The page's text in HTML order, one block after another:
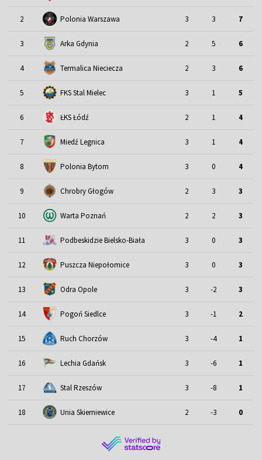
2 Polonia Warszawa 3 3 7
3 Arka Gdynia 2 5 6
4 Termalica Nieciecza 2 3 6
5 FKS Stal Mielec 3 1 5
6 ŁKS Łódź 2 1 4
7 Miedź Legnica 3 1 4
8 Polonia Bytom 3 0 4
9 Chrobry Głogów 2 3 3
10 Warta Poznań 2 2 3
11 Podbeskidzie Bielsko-Biała 3 0 3
12 Puszcza Niepołomice 3 0 3
13 Odra Opole 3 -2 3
14 Pogoń Siedlce 3 -1 2
15 Ruch Chorzów 3 -4 1
16 Lechia Gdańsk 3 -6 1
17 Stal Rzeszów 3 -8 1
18 Unia Skierniewice 2 -3 0